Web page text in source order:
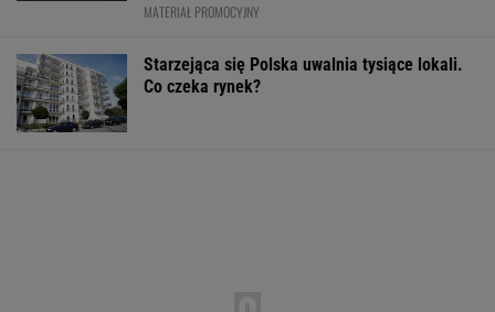
MATERIAŁ PROMOCYJNY
Starzejąca się Polska uwalnia tysiące lokali.
Co czeka rynek?